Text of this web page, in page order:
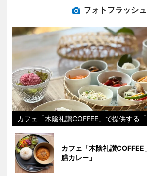
フォトフラッシュ
カフェ「木陰礼讃COFFEE」で提供する「
カフェ「木陰礼讃COFFEE
膳カレー」